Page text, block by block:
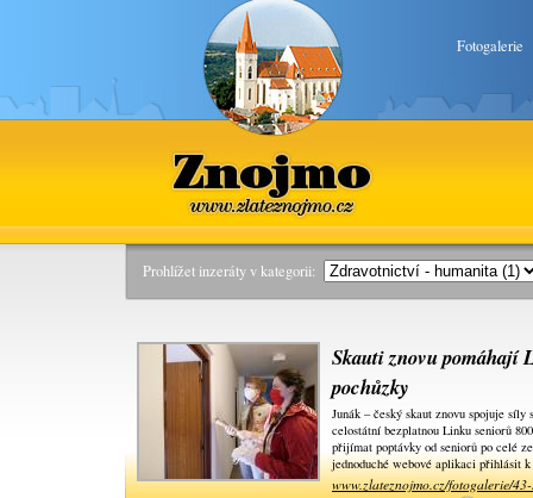
Fotogalerie
Znojmo
www.zlateznojmo.cz
Prohlížet inzeráty v kategorii:
Skauti znovu pomáhají
pochůzky
Junák – český skaut znovu spojuje
celostátní bezplatnou Linku seniorů
přijímat poptávky od seniorů po celé
jednoduché webové aplikaci přihlásit
www.zlateznojmo.cz/fotogalerie/